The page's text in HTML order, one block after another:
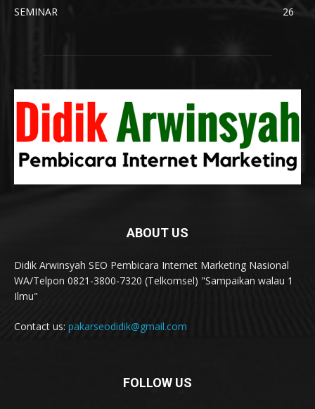
SEMINAR
26
ABOUT US
Didik Arwinsyah SEO Pembicara Internet Marketing Nasional
WA/Telpon 0821-3800-7320 (Telkomsel) "Sampaikan walau 1
Ilmu"
Contact us: pakarseodidik@gmail.com
FOLLOW US